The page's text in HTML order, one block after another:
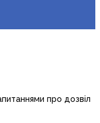
про дозвіл